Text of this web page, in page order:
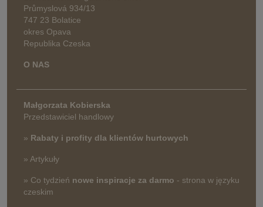
Průmyslová 934/13
747 23 Bolatice
okres Opava
Republika Czeska
O NAS
Małgorzata Kobierska
Przedstawiciel handlowy
» Rabaty i profity dla klientów hurtowych
» Artykuły
» Co tydzień nowe inspiracje za darmo - strona w języku
czeskim